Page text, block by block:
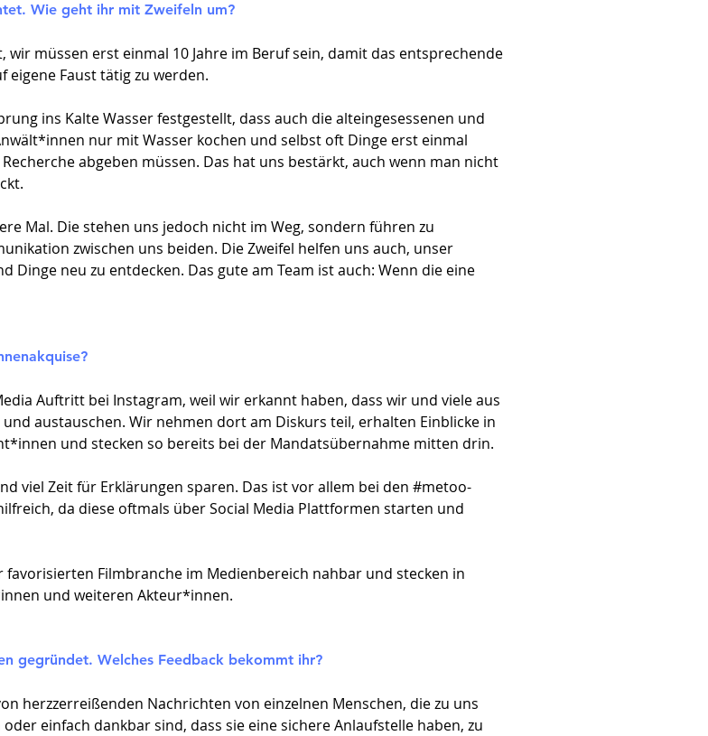
Wie geht ihr mit Zweifeln um?​
müssen erst einmal 10 Jahre im Beruf sein, damit das entsprechende
Faust tätig zu werden.
ins Kalte Wasser festgestellt, dass auch die alteingesessenen und
nur mit Wasser kochen und selbst oft Dinge erst einmal
abgeben müssen. Das hat uns bestärkt, auch wenn man nicht
Mal. Die stehen uns jedoch nicht im Weg, sondern führen zu
zwischen uns beiden. Die Zweifel helfen uns auch, unser
Dinge neu zu entdecken. Das gute am Team ist auch: Wenn die eine
Auftritt bei Instagram, weil wir erkannt haben, dass wir und viele aus
austauschen. Wir nehmen dort am Diskurs teil, erhalten Einblicke in
und stecken so bereits bei der Mandatsübernahme mitten drin.
viel Zeit für Erklärungen sparen. Das ist vor allem bei den #metoo-
da diese oftmals über Social Media Plattformen starten und
Filmbranche im Medienbereich nahbar und stecken in
und weiteren Akteur*innen.
gegründet. Welches Feedback bekommt ihr?​
herzzerreißenden Nachrichten von einzelnen Menschen, die zu uns
einfach dankbar sind, dass sie eine sichere Anlaufstelle haben, zu